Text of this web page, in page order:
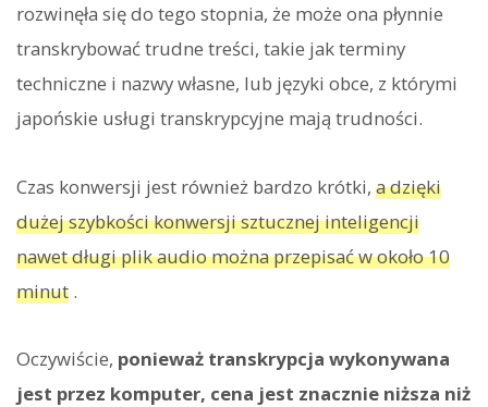
rozwinęła się do tego stopnia, że może ona płynnie
transkrybować trudne treści, takie jak terminy
techniczne i nazwy własne, lub języki obce, z którymi
japońskie usługi transkrypcyjne mają trudności.
Czas konwersji jest również bardzo krótki, a dzięki
dużej szybkości konwersji sztucznej inteligencji
nawet długi plik audio można przepisać w około 10
minut .
Oczywiście, ponieważ transkrypcja wykonywana
jest przez komputer, cena jest znacznie niższa niż